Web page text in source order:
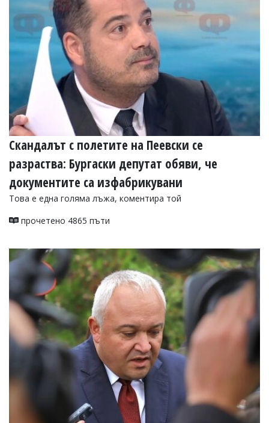
УКРАЙНА
СПОРТ
РАЗСЛЕДВАНЕ
Управители:
Веселин
Василев,
email:
v.vasilev@flagman.bg
Катя
Касабова,
еmail:k.kassabova@flagman.bg
редактор:
email:
office@flagman.bg
Коментарите
под
статиите
въвеждат
от
читателите
не
Скандалът с полетите на Пеевски се
разраства: Бургаски депутат обяви, че
документите са изфабрикувани
Това е една голяма лъжа, коментира той
прочетено 4865 пъти